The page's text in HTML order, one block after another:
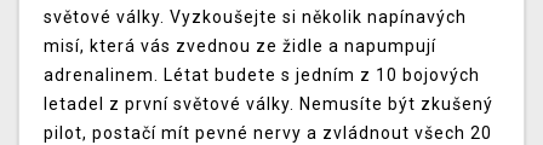
světové války. Vyzkoušejte si několik napínavých
misí, která vás zvednou ze židle a napumpují
adrenalinem. Létat budete s jedním z 10 bojových
letadel z první světové války. Nemusíte být zkušený
pilot, postačí mít pevné nervy a zvládnout všech 20